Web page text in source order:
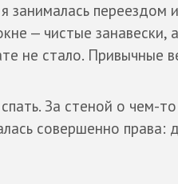
занималась переездом
— чистые
не стало. Привычные
За стеной о чем-
совершенно